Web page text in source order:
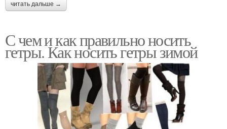
читать дальше →
С чем и как правильно носить
гетры. Как носить гетры зимой